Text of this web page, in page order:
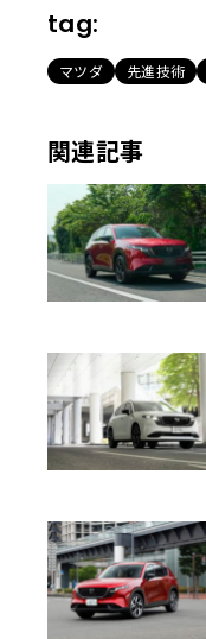
tag:
マツダ 先進技術
関連記事